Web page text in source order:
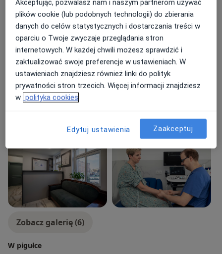
USG stawów
+7 a11y_sr_more_diseases
Pacjenci których przyjmuję
Dorośli (Tylko pod niektórymi adresami)
Dzieci (Tylko pod niektórymi adresami)
Rodzaje konsultacji
StacjonarneZobacz lokalizacje (2)
Zobacz galerię (6)
W pigułce
Akceptując, pozwalasz nam i naszym partnerom używać
plików cookie (lub podobnych technologii) do zbierania
danych do celów statystycznych i dostarczania treści w
oparciu o Twoje zwyczaje przeglądania stron
internetowych. W każdej chwili możesz sprawdzić i
zaktualizować swoje preferencje w ustawieniach. W
ustawieniach znajdziesz również linki do polityk
prywatności stron trzecich. Więcej informacji znajdziesz
w polityka cookies
Edytuj ustawienia Zaakceptuj